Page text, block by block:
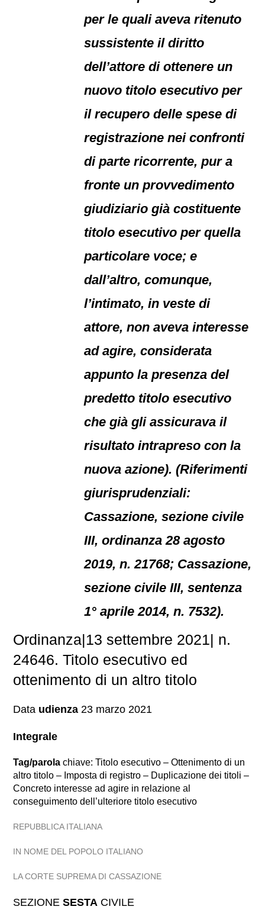
per le quali aveva ritenuto
sussistente il diritto
dell’attore di ottenere un
nuovo titolo esecutivo per
il recupero delle spese di
registrazione nei confronti
di parte ricorrente, pur a
fronte un provvedimento
giudiziario già costituente
titolo esecutivo per quella
particolare voce; e
dall’altro, comunque,
l’intimato, in veste di
attore, non aveva interesse
ad agire, considerata
appunto la presenza del
predetto titolo esecutivo
che già gli assicurava il
risultato intrapreso con la
nuova azione). (Riferimenti
giurisprudenziali:
Cassazione, sezione civile
III, ordinanza 28 agosto
2019, n. 21768; Cassazione,
sezione civile III, sentenza
1° aprile 2014, n. 7532).
Ordinanza|13 settembre 2021| n.
24646. Titolo esecutivo ed
ottenimento di un altro titolo
Data udienza 23 marzo 2021
Integrale
Tag/parola chiave: Titolo esecutivo – Ottenimento di un
altro titolo – Imposta di registro – Duplicazione dei titoli –
Concreto interesse ad agire in relazione al
conseguimento dell’ulteriore titolo esecutivo
REPUBBLICA ITALIANA
IN NOME DEL POPOLO ITALIANO
LA CORTE SUPREMA DI CASSAZIONE
SEZIONESESTA CIVILE